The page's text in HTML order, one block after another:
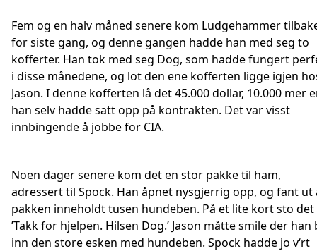
Fem og en halv måned senere kom Ludgehammer
for siste gang, og denne gangen hadde han med seg to
kofferter. Han tok med seg Dog, som hadde fungert
i disse månedene, og lot den ene kofferten ligge igjen
Jason. I denne kofferten lå det 45.000 dollar, 10.000 mer
han selv hadde satt opp på kontrakten. Det var visst
innbingende å jobbe for CIA.
Noen dager senere kom det en stor pakke til ham,
adressert til Spock. Han åpnet nysgjerrig opp, og fant ut
pakken inneholdt tusen hundeben. På et lite kort sto det
’Takk for hjelpen. Hilsen Dog.’ Jason måtte smile der han
inn den store esken med hundeben. Spock hadde jo v‘rt